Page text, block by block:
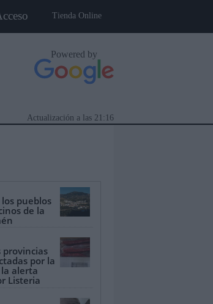
Tienda Online
Powered by
21:16
Actualización a las
Especiales
los pueblos
de la
provincias
por la
alerta
Listeria